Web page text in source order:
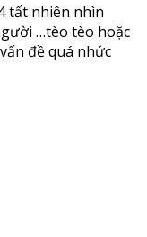
tất nhiên nhìn
…tèo tèo hoặc
đề quá nhức